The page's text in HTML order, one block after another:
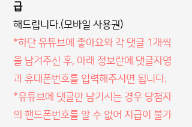
급
해드립니다.(모바일 사용권)
*하단 유튜브에 좋아요와 각 댓글 1개씩
을 남겨주신 후, 아래 정보란에 댓글자명
과 휴대폰번호를 입력해주시면 됩니다.
​*유튜브에 댓글만 남기시는 경우 당첨자
의 핸드폰번호를 알 수 없어 지급이 불가